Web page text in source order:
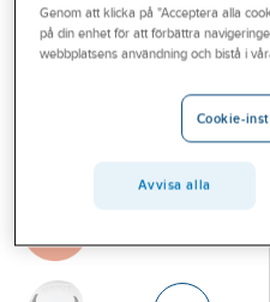
Outlet
Branscher
Genom att klicka på "Acceptera alla
på din enhet för att förbättra
webbplatsens användning och bistå i
Cookie-
Avvisa alla